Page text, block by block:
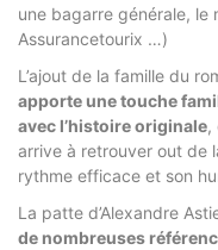
une bagarre générale,
Assurancetourix …)
L’ajout de la famille du
apporte une touche
avec l’histoire originale,
arrive à retrouver out de
rythme efficace et son
La patte d’Alexandre
de nombreuses